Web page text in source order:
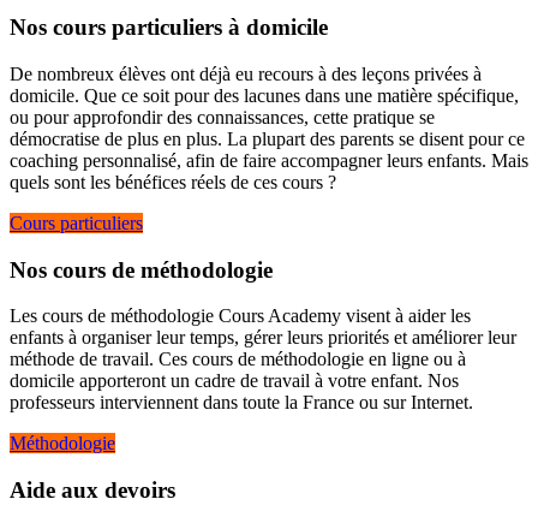
Nos cours particuliers à domicile
De nombreux élèves ont déjà eu recours à des leçons privées à
domicile. Que ce soit pour des lacunes dans une matière spécifique,
ou pour approfondir des connaissances, cette pratique se
démocratise de plus en plus. La plupart des parents se disent pour ce
coaching personnalisé, afin de faire accompagner leurs enfants. Mais
quels sont les bénéfices réels de ces cours ?
Cours particuliers
Nos cours de méthodologie
Les cours de méthodologie Cours Academy visent à aider les
enfants à organiser leur temps, gérer leurs priorités et améliorer leur
méthode de travail. Ces cours de méthodologie en ligne ou à
domicile apporteront un cadre de travail à votre enfant. Nos
professeurs interviennent dans toute la France ou sur Internet.
Méthodologie
Aide aux devoirs